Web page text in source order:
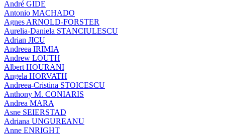
André GIDE
Antonio MACHADO
Agnes ARNOLD-FORSTER
Aurelia-Daniela STANCIULESCU
Adrian JICU
Andreea IRIMIA
Andrew LOUTH
Albert HOURANI
Angela HORVATH
Andreea-Cristina STOICESCU
Anthony M. CONIARIS
Andrea MARA
Asne SEIERSTAD
Adriana UNGUREANU
Anne ENRIGHT